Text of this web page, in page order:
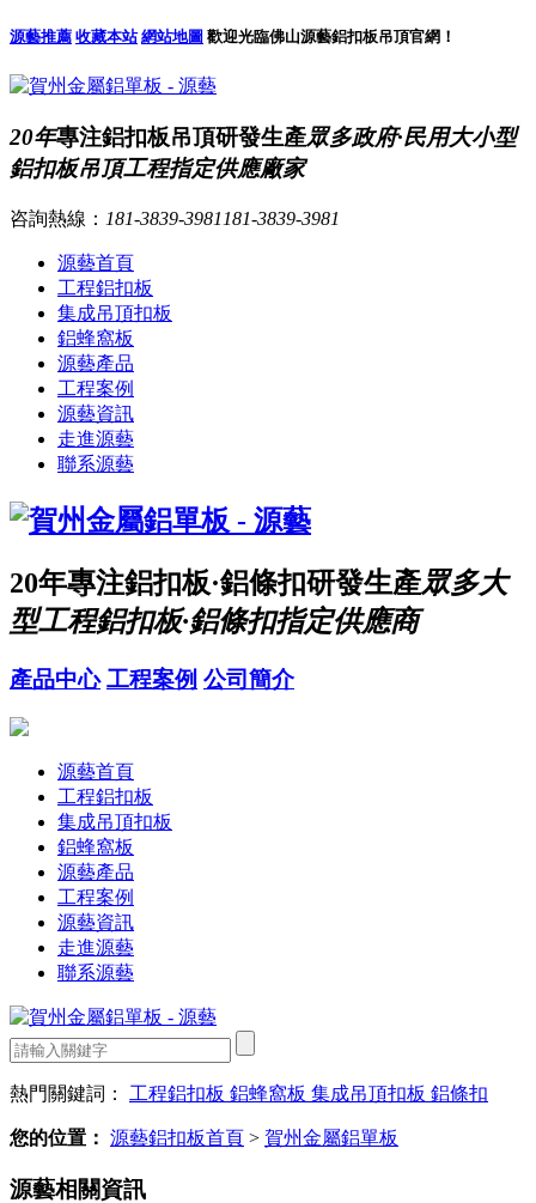
源藝推薦 收藏本站 網站地圖 歡迎光臨佛山源藝鋁扣板吊頂官網！
20年專注鋁扣板吊頂研發生產眾多政府·民用大小型
鋁扣板吊頂工程指定供應廠家
咨詢熱線： 181-3839-3981 181-3839-3981
源藝首頁
工程鋁扣板
集成吊頂扣板
鋁蜂窩板
源藝產品
工程案例
源藝資訊
走進源藝
聯系源藝
20年專注鋁扣板·鋁條扣研發生產眾多大
型工程鋁扣板·鋁條扣指定供應商
產品中心 工程案例 公司簡介
源藝首頁
工程鋁扣板
集成吊頂扣板
鋁蜂窩板
源藝產品
工程案例
源藝資訊
走進源藝
聯系源藝
熱門關鍵詞： 工程鋁扣板 鋁蜂窩板 集成吊頂扣板 鋁條扣
您的位置： 源藝鋁扣板首頁 > 賀州金屬鋁單板
源藝相關資訊